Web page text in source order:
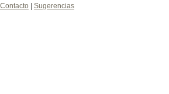
Contacto
Sugerencias